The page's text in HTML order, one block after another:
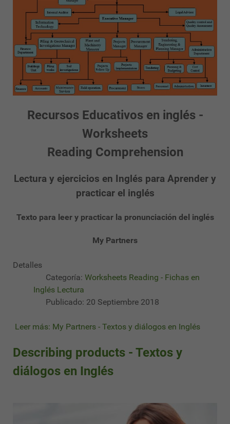
Recursos Educativos en inglés -
Worksheets
Reading Comprehension
Lectura y ejercicios en Inglés para Aprender y
practicar el inglés
Texto para leer y practicar la pronunciación del inglés
My Partners
Detalles
Categoría: Worksheets Reading - Fichas en
Inglés Lectura
Publicado: 20 Septiembre 2018
Leer más: My Partners - Textos y diálogos en Inglés
Describing products - Textos y
diálogos en Inglés